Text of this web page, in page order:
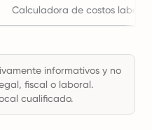
Calculadora de costos
informativos y no
fiscal o laboral.
cualificado.